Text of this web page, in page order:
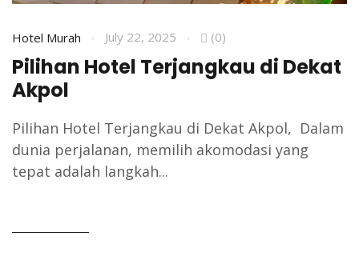
Hotel Murah July 22, 2025 (0)
Pilihan Hotel Terjangkau di Dekat
Akpol
Pilihan Hotel Terjangkau di Dekat Akpol, Dalam
dunia perjalanan, memilih akomodasi yang
tepat adalah langkah...